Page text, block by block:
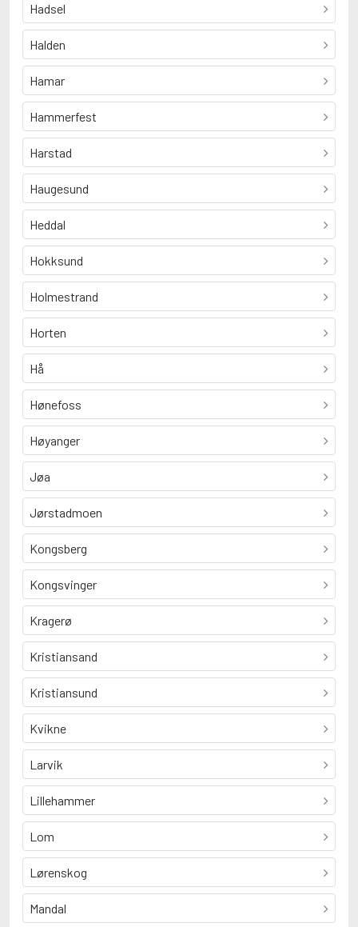
Hadsel
Halden
Hamar
Hammerfest
Harstad
Haugesund
Heddal
Hokksund
Holmestrand
Horten
Hå
Hønefoss
Høyanger
Jøa
Jørstadmoen
Kongsberg
Kongsvinger
Kragerø
Kristiansand
Kristiansund
Kvikne
Larvik
Lillehammer
Lom
Lørenskog
Mandal